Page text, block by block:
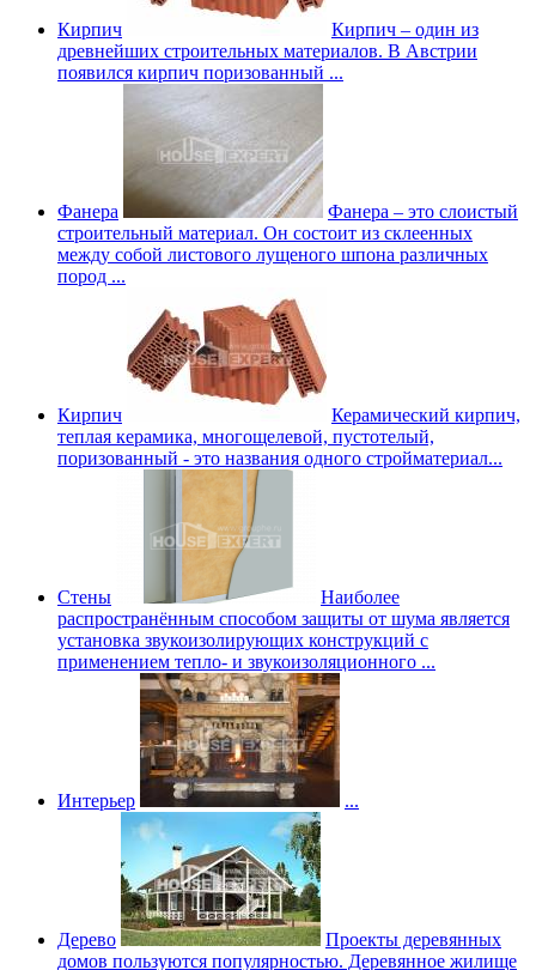
Кирпич
Кирпич – один из
древнейших строительных материалов. В Австрии
появился кирпич поризованный ...
Фанера
Фанера – это слоистый
строительный материал. Он состоит из склеенных
между собой листового лущеного шпона различных
пород ...
Кирпич
Керамический кирпич,
теплая керамика, многощелевой, пустотелый,
поризованный - это названия одного стройматериал...
Стены
Наиболее
распространённым способом защиты от шума является
установка звукоизолирующих конструкций с
применением тепло- и звукоизоляционного ...
Интерьер ...
Дерево
Проекты деревянных
домов пользуются популярностью. Деревянное жилище